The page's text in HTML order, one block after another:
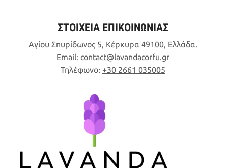
ΣΤΟΙΧΕΙΑ ΕΠΙΚΟΙΝΩΝΙΑΣ
Αγίου Σπυρίδωνος 5, Κέρκυρα 49100, Ελλάδα.
Email: contact lavandacorfu gr
Τηλέφωνο: +30 2661 035005